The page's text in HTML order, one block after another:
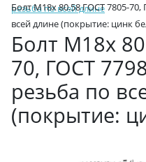
резьба по всей длине
Болт М18х 80.58 ГОСТ 7805-70,
всей длине (покрытие: цинк
Болт М18х
70, ГОСТ
резьба по
(покрытие: